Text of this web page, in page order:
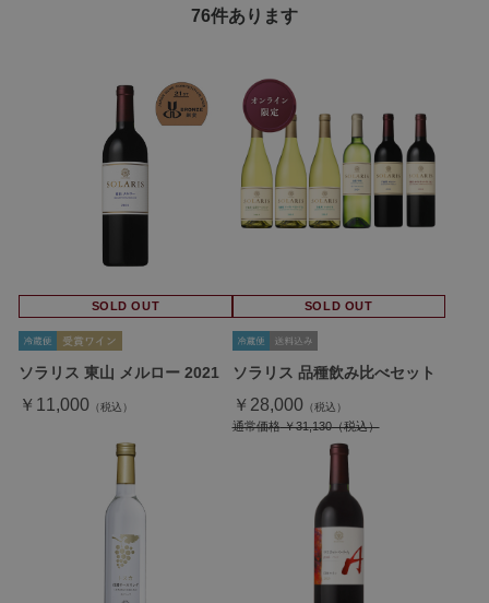
76件あります
SOLD OUT
ソラリス 東山 メルロー 2021
￥11,000
SOLD OUT
ソラリス 品種飲み比べセット
￥28,000
通常価格￥31,130